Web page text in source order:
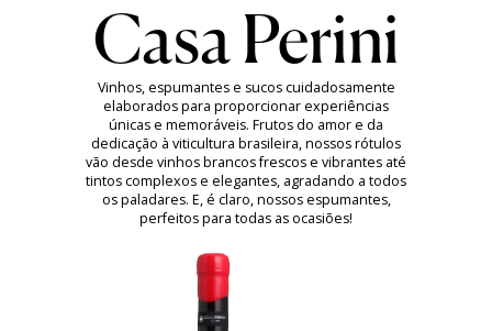
Casa Perini
Vinhos, espumantes e sucos cuidadosamente
elaborados para proporcionar experiências
únicas e memoráveis. Frutos do amor e da
dedicação à viticultura brasileira, nossos rótulos
vão desde vinhos brancos frescos e vibrantes até
tintos complexos e elegantes, agradando a todos
os paladares. E, é claro, nossos espumantes,
perfeitos para todas as ocasiões!